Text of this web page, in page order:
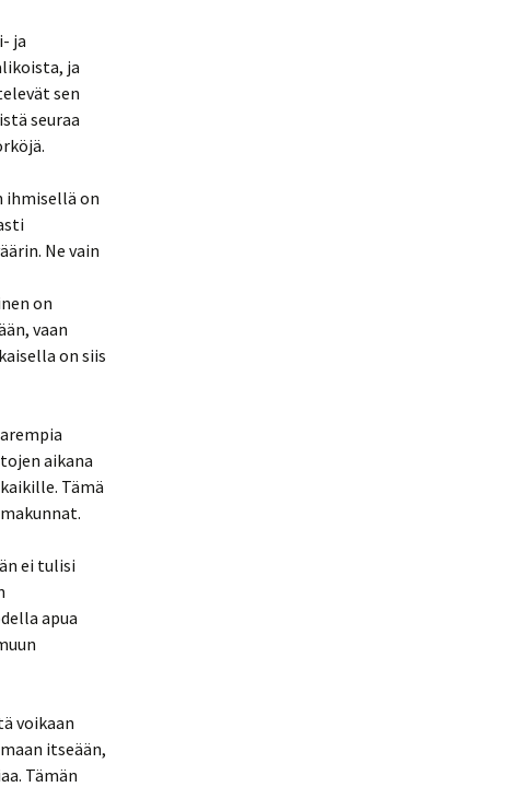
ja
ja
sen
seuraa
ihmisellä on
Ne vain
on
vaan
on siis
aikana
Tämä
ei tulisi
apua
voikaan
itseään,
Tämän